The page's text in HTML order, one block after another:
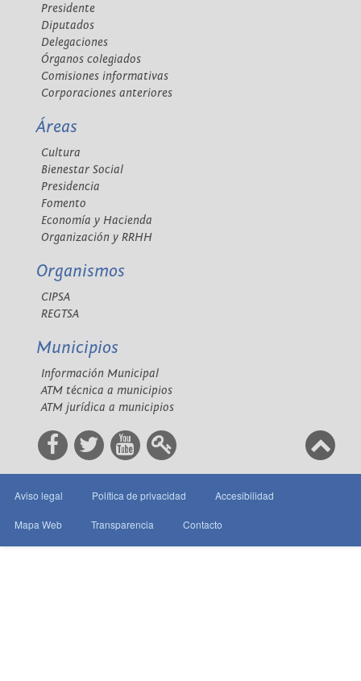
Presidente
Diputados
Delegaciones
Órganos colegiados
Comisiones informativas
Corporaciones anteriores
Áreas
Cultura
Bienestar Social
Presidencia
Fomento
Economía y Hacienda
Organización y RRHH
Organismos
CIPSA
REGTSA
Municipios
Información Municipal
ATM técnica a municipios
ATM jurídica a municipios
Aviso legal Política de privacidad Accesibilidad
Mapa Web Transparencia Contacto